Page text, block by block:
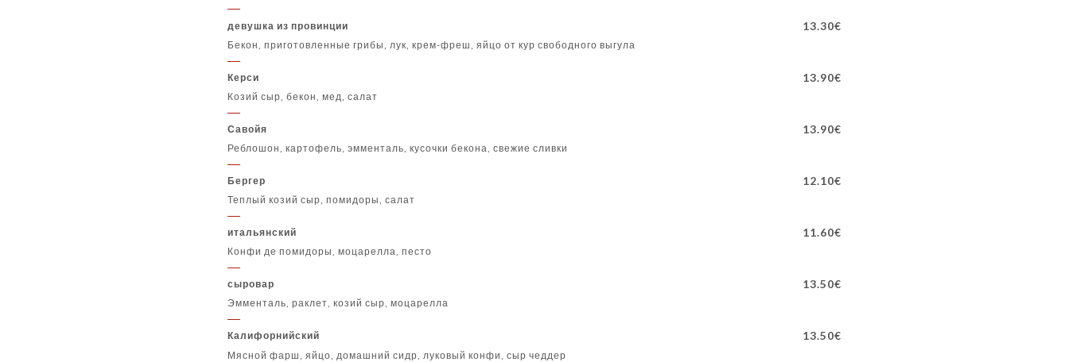
девушка из провинции 13.30€
Бекон, приготовленные грибы, лук, крем-фреш, яйцо от кур свободного выгула
Керси 13.90€
Козий сыр, бекон, мед, салат
Савойя 13.90€
Реблошон, картофель, эмменталь, кусочки бекона, свежие сливки
Бергер 12.10€
Теплый козий сыр, помидоры, салат
итальянский 11.60€
Конфи де помидоры, моцарелла, песто
сыровар 13.50€
Эмменталь, раклет, козий сыр, моцарелла
Калифорнийский 13.50€
Мясной фарш, яйцо, домашний сидр, луковый конфи, сыр чеддер